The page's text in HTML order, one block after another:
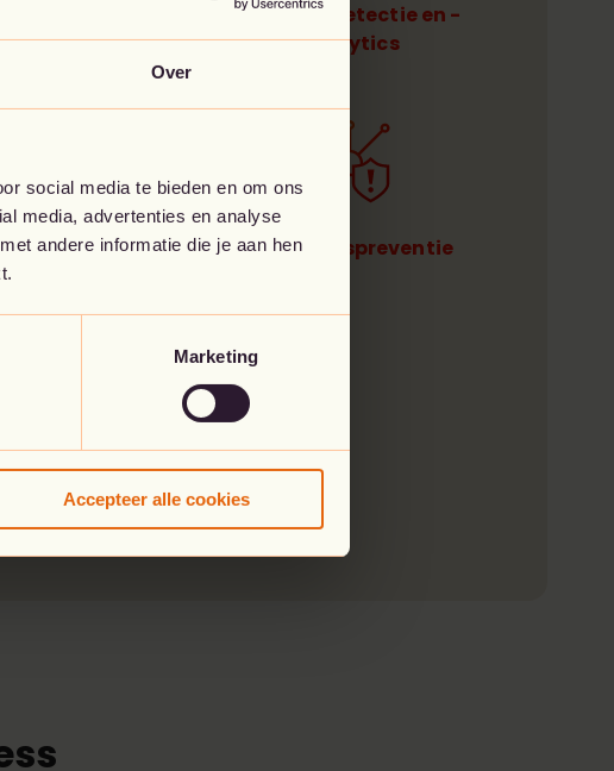
Over
social media te bieden en om ons
media, advertenties en analyse
andere informatie die je aan hen
Marketing
Accepteer alle cookies
Malwaredetectie en -
analytics
L4 cloud firewall Indringerspreventie
browsertoegang